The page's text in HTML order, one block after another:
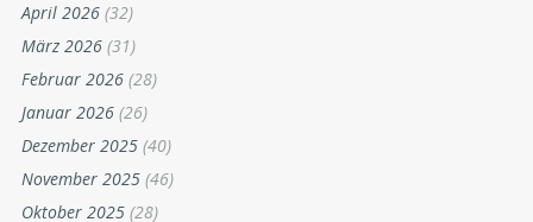
April 2026 (32)
März 2026 (31)
Februar 2026 (28)
Januar 2026 (26)
Dezember 2025 (40)
November 2025 (46)
Oktober 2025 (28)